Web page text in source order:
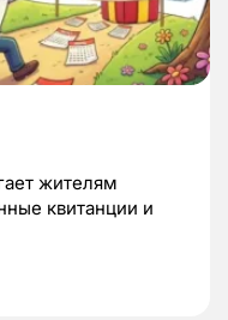
жителям
квитанции и